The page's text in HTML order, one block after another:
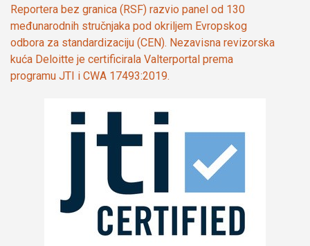
Reportera bez granica (RSF) razvio panel od 130
međunarodnih stručnjaka pod okriljem Evropskog
odbora za standardizaciju (CEN). Nezavisna revizorska
kuća Deloitte je certificirala Valterportal prema
programu JTI i CWA 17493:2019.